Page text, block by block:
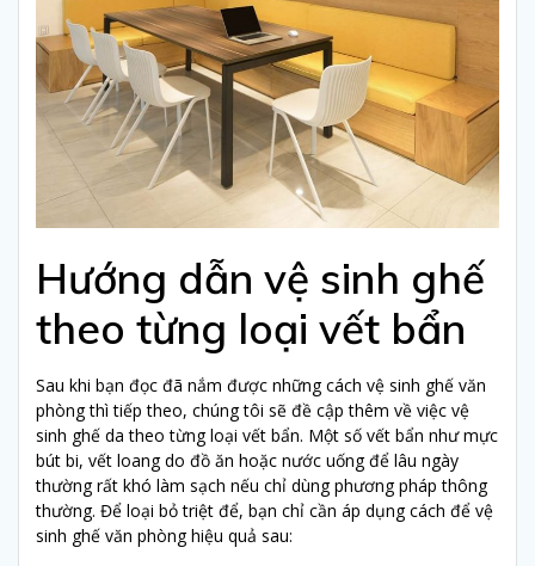
Hướng dẫn vệ sinh ghế
theo từng loại vết bẩn
Sau khi bạn đọc đã nắm được những cách vệ sinh ghế văn
phòng thì tiếp theo, chúng tôi sẽ đề cập thêm về việc vệ
sinh ghế da theo từng loại vết bẩn. Một số vết bẩn như mực
bút bi, vết loang do đồ ăn hoặc nước uống để lâu ngày
thường rất khó làm sạch nếu chỉ dùng phương pháp thông
thường. Để loại bỏ triệt để, bạn chỉ cần áp dụng cách để vệ
sinh ghế văn phòng hiệu quả sau: